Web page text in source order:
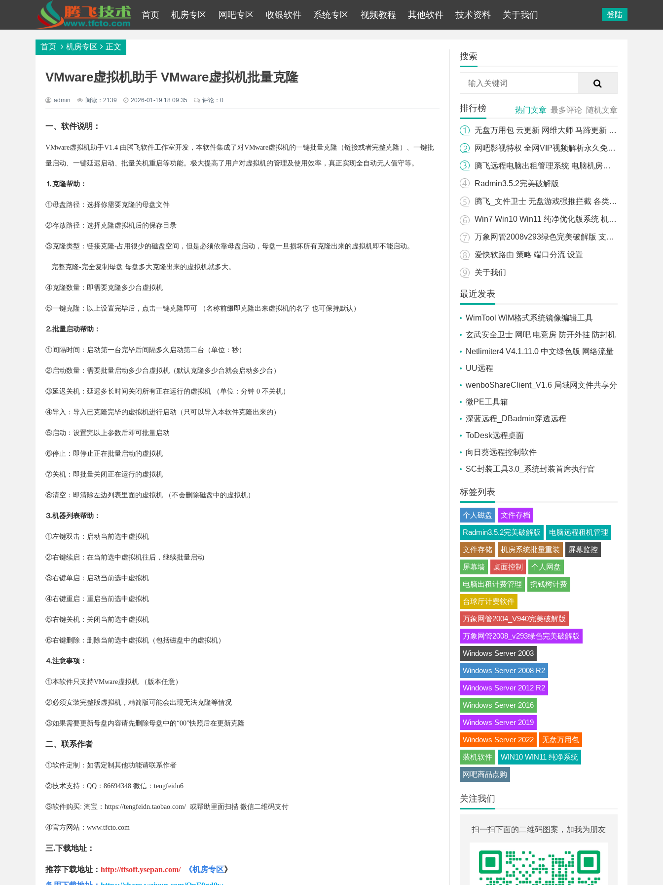
首页 机房专区 网吧专区 收银软件 系统专区 视频教程 其他软件 技术资料 关于我们 登陆
首页 机房专区 正文
VMware虚拟机助手 VMware虚拟机批量克隆
admin 阅读：2139 2026-01-19 18:09:35 评论：0
一、软件说明：
VMware虚拟机助手V1.4 由腾飞软件工作室开发，本软件集成了对VMware虚拟机的一键批量克隆（链接或者完整克隆）、一键批
量启动、一键延迟启动、批量关机重启等功能。极大提高了用户对虚拟机的管理及使用效率，真正实现全自动无人值守等。
⒈克隆帮助：
①母盘路径：选择你需要克隆的母盘文件
②存放路径：选择克隆虚拟机后的保存目录
③克隆类型：链接克隆-占用很少的磁盘空间，但是必须依靠母盘启动，母盘一旦损坏所有克隆出来的虚拟机即不能启动。
完整克隆-完全复制母盘 母盘多大克隆出来的虚拟机就多大。
④克隆数量：即需要克隆多少台虚拟机
⑤一键克隆：以上设置完毕后，点击一键克隆即可 （名称前缀即克隆出来虚拟机的名字 也可保持默认）
⒉批量启动帮助：
①间隔时间：启动第一台完毕后间隔多久启动第二台（单位：秒）
②启动数量：需要批量启动多少台虚拟机（默认克隆多少台就会启动多少台）
③延迟关机：延迟多长时间关闭所有正在运行的虚拟机 （单位：分钟 0 不关机）
④导入：导入已克隆完毕的虚拟机进行启动（只可以导入本软件克隆出来的）
⑤启动：设置完以上参数后即可批量启动
⑥停止：即停止正在批量启动的虚拟机
⑦关机：即批量关闭正在运行的虚拟机
⑧清空：即清除左边列表里面的虚拟机 （不会删除磁盘中的虚拟机）
⒊机器列表帮助：
①左键双击：启动当前选中虚拟机
②右键续启：在当前选中虚拟机往后，继续批量启动
③右键单启：启动当前选中虚拟机
④右键重启：重启当前选中虚拟机
⑤右键关机：关闭当前选中虚拟机
⑥右键删除：删除当前选中虚拟机（包括磁盘中的虚拟机）
⒋注意事项：
①本软件只支持VMware虚拟机 （版本任意）
②必须安装完整版虚拟机，精简版可能会出现无法克隆等情况
③如果需要更新母盘内容请先删除母盘中的“00”快照后在更新克隆
二、联系作者
①软件定制：如需定制其他功能请联系作者
②技术支持：QQ：86694348 微信：tengfeidn6
③软件购买: 淘宝：https://tengfeidn.taobao.com/ 或帮助里面扫描 微信二维码支付
④官方网站：www.tfcto.com
三.下载地址：
推荐下载地址： http://tfsoft.ysepan.com/ 《机房专区》
搜索
排行榜 热门文章 最多评论 随机文章
无盘万用包 云更新 网维大师 马蹄更新 易乐游 WIN10 WIN11万用包
网吧影视特权 全网VIP视频解析永久免费版
腾飞远程电脑出租管理系统 电脑机房管理 计时 计费 监控 用户管理软件
Radmin3.5.2完美破解版
腾飞_文件卫士 无盘游戏强推拦截 各类无盘 游戏强推拦截 无盘游戏文件拦截
Win7 Win10 Win11 纯净优化版系统 机房专用系统
万象网管2008v293绿色完美破解版 支持WIN7/WIN10/WIN11
爱快软路由 策略 端口分流 设置
关于我们
最近发表
WimTool WIM格式系统镜像编辑工具
玄武安全卫士 网吧 电竞房 防开外挂 防封机
器码 防盗号 防御软件
Netlimiter4 V4.1.11.0 中文绿色版 网络流量
控制软件
UU远程
wenboShareClient_V1.6 局域网文件共享分
享工具
微PE工具箱
深蓝远程_DBadmin穿透远程
ToDesk远程桌面
向日葵远程控制软件
SC封装工具3.0_系统封装首席执行官
标签列表
个人磁盘 文件存档
Radmin3.5.2完美破解版 电脑远程租机管理
文件存储 机房系统批量重装 屏幕监控
屏幕墙 桌面控制 个人网盘
电脑出租计费管理 摇钱树计费
台球厅计费软件
万象网管2004_V940完美破解版
万象网管2008_v293绿色完美破解版
Windows Server 2003
Windows Server 2008 R2
Windows Server 2012 R2
Windows Server 2016
Windows Server 2019
Windows Server 2022 无盘万用包
装机软件 WIN10 WIN11 纯净系统
网吧商品点购
关注我们
扫一扫下面的二维码图案，加我为朋友